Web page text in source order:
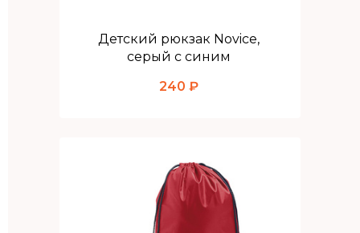
Детский рюкзак Novice,
серый с синим
240 ₽